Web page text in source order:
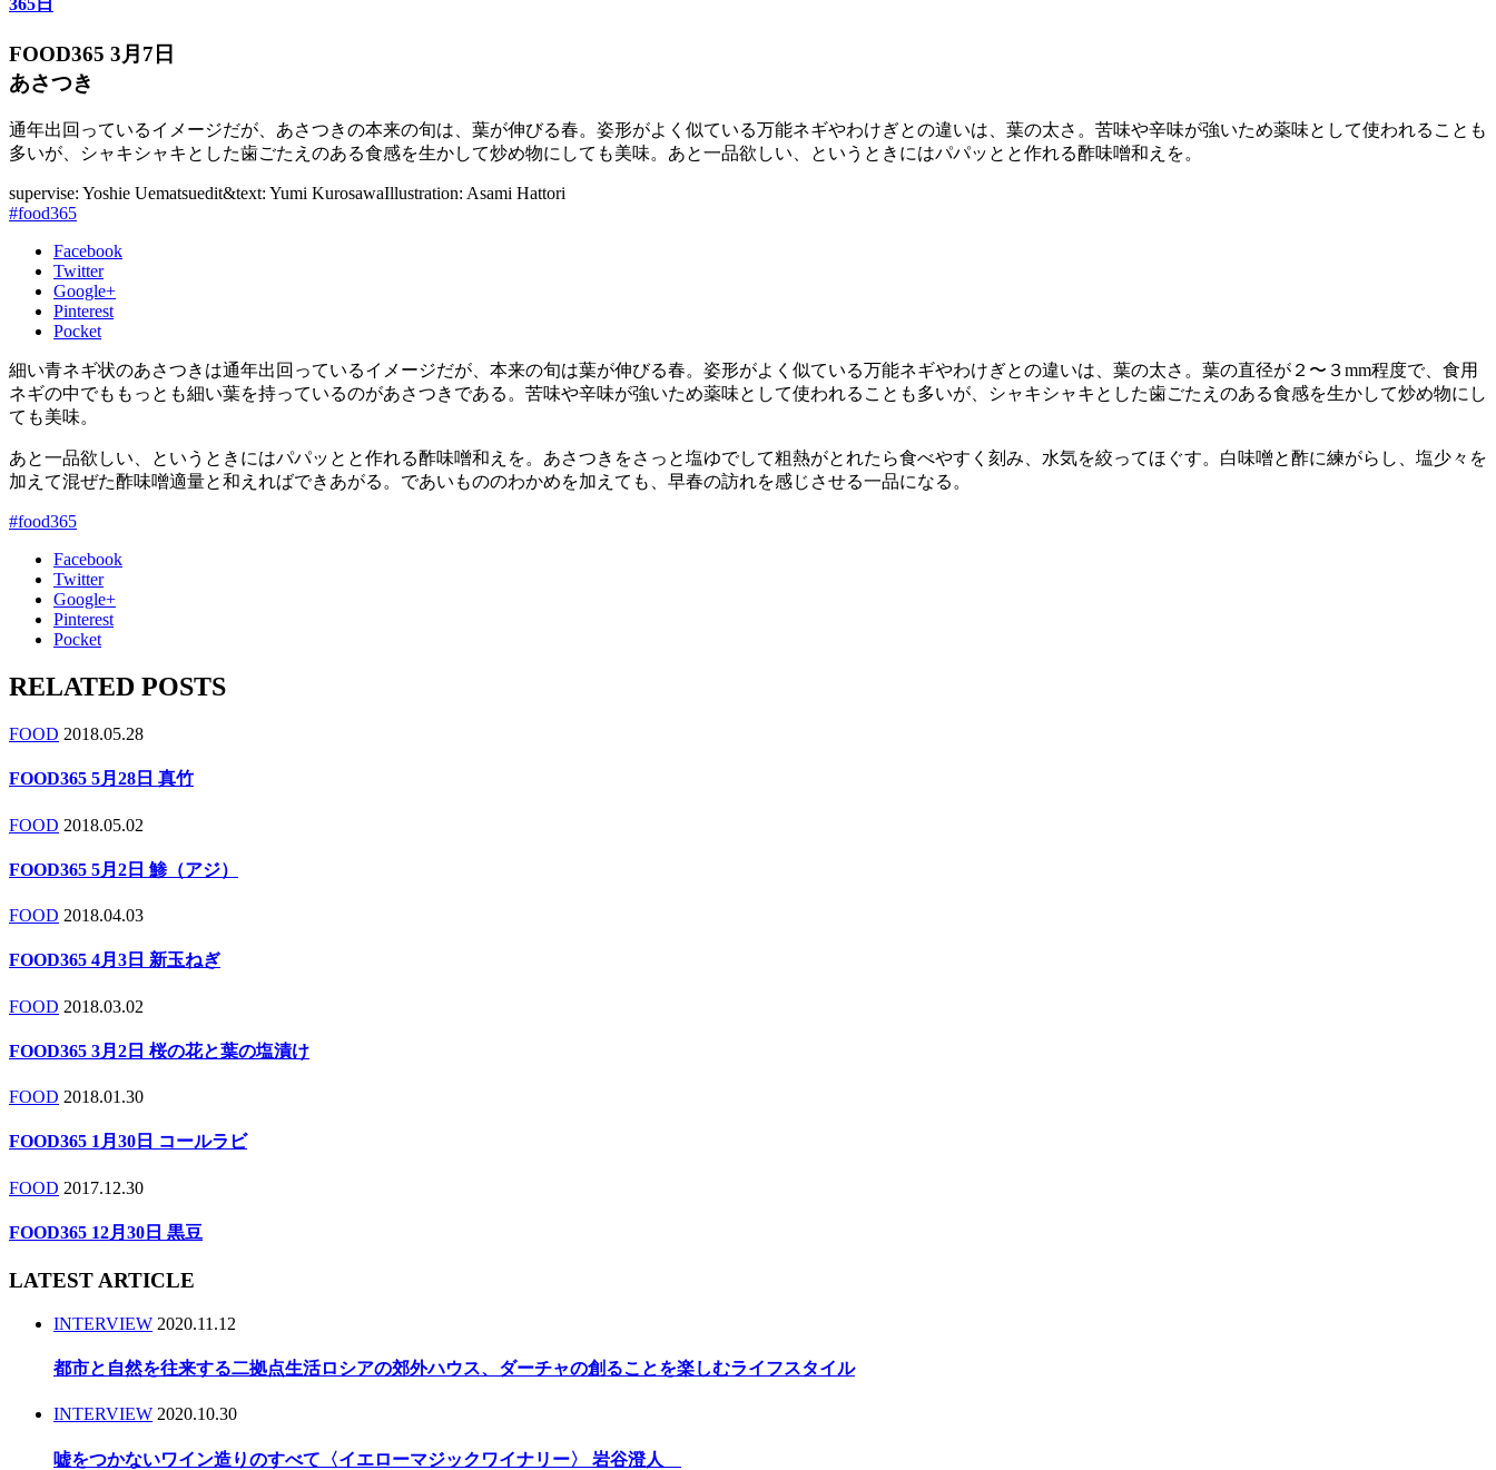
365日
FOOD365 3月7日
あさつき
通年出回っているイメージだが、あさつきの本来の旬は、葉が伸びる春。姿形がよく似ている万能ネギやわけぎとの違いは、葉の太さ。苦味や辛味が強いため薬味として使われることも
多いが、シャキシャキとした歯ごたえのある食感を生かして炒め物にしても美味。あと一品欲しい、というときにはパパッとと作れる酢味噌和えを。
supervise: Yoshie Uematsuedit&text: Yumi KurosawaIllustration: Asami Hattori
#food365
Facebook
Twitter
Google+
Pinterest
Pocket
細い青ネギ状のあさつきは通年出回っているイメージだが、本来の旬は葉が伸びる春。姿形がよく似ている万能ネギやわけぎとの違いは、葉の太さ。葉の直径が２〜３mm程度で、食用
ネギの中でももっとも細い葉を持っているのがあさつきである。苦味や辛味が強いため薬味として使われることも多いが、シャキシャキとした歯ごたえのある食感を生かして炒め物にし
ても美味。
あと一品欲しい、というときにはパパッとと作れる酢味噌和えを。あさつきをさっと塩ゆでして粗熱がとれたら食べやすく刻み、水気を絞ってほぐす。白味噌と酢に練がらし、塩少々を
加えて混ぜた酢味噌適量と和えればできあがる。であいもののわかめを加えても、早春の訪れを感じさせる一品になる。
#food365
Facebook
Twitter
Google+
Pinterest
Pocket
RELATED POSTS
FOOD 2018.05.28
FOOD365 5月28日 真竹
FOOD 2018.05.02
FOOD365 5月2日 鯵（アジ）
FOOD 2018.04.03
FOOD365 4月3日 新玉ねぎ
FOOD 2018.03.02
FOOD365 3月2日 桜の花と葉の塩漬け
FOOD 2018.01.30
FOOD365 1月30日 コールラビ
FOOD 2017.12.30
FOOD365 12月30日 黒豆
LATEST ARTICLE
INTERVIEW 2020.11.12
都市と自然を往来する二拠点生活ロシアの郊外ハウス、ダーチャの創ることを楽しむライフスタイル
INTERVIEW 2020.10.30
嘘をつかないワイン造りのすべて〈イエローマジックワイナリー〉 岩谷澄人